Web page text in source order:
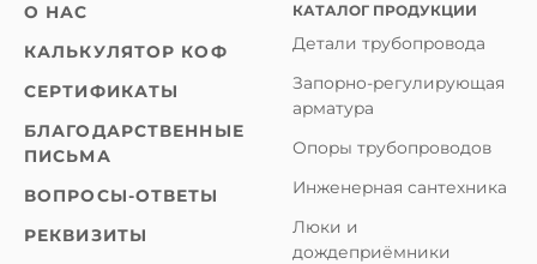
О НАС
КАЛЬКУЛЯТОР КОФ
СЕРТИФИКАТЫ
БЛАГОДАРСТВЕННЫЕ
ПИСЬМА
ВОПРОСЫ-ОТВЕТЫ
РЕКВИЗИТЫ
КАТАЛОГ ПРОДУКЦИИ
Детали трубопровода
Запорно-регулирующая
арматура
Опоры трубопроводов
Инженерная сантехника
Люки и
дождеприёмники